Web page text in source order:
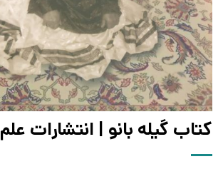
کتاب گیله بانو | انتشارات علم